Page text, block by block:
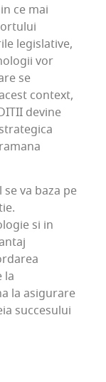
ce mai
legislative,
vor
se
context,
devine
va baza pe
si in
la
la asigurare
succesului